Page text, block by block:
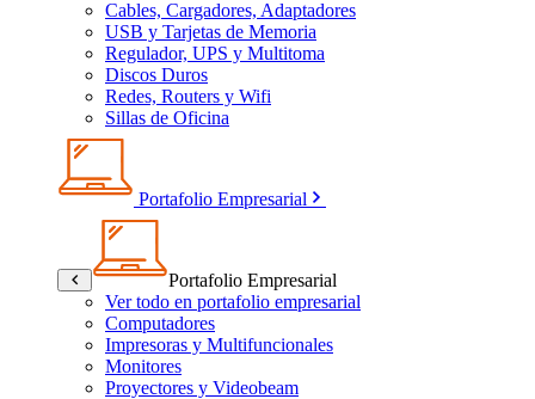
Cables, Cargadores, Adaptadores
USB y Tarjetas de Memoria
Regulador, UPS y Multitoma
Discos Duros
Redes, Routers y Wifi
Sillas de Oficina
Portafolio Empresarial
Portafolio Empresarial
Ver todo en portafolio empresarial
Computadores
Impresoras y Multifuncionales
Monitores
Proyectores y Videobeam